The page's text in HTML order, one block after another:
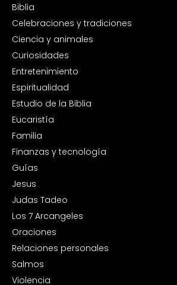
Biblia
Celebraciones y tradiciones
Ciencia y animales
Curiosidades
Entretenimiento
Espiritualidad
Estudio de la Biblia
Eucaristía
Familia
Finanzas y tecnología
Guías
Jesus
Judas Tadeo
Los 7 Arcangeles
Oraciones
Relaciones personales
Salmos
Violencia